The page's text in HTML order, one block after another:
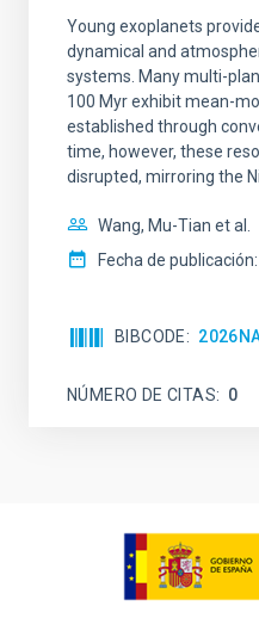
Young exoplanets
dynamical and
systems. Many multi-
100 Myr exhibit mean-
established through
time, however, these
disrupted, mirroring the
Wang, Mu-Tian et al.
Fecha de publicación:
BIBCODE
NÚMERO DE CITAS 0